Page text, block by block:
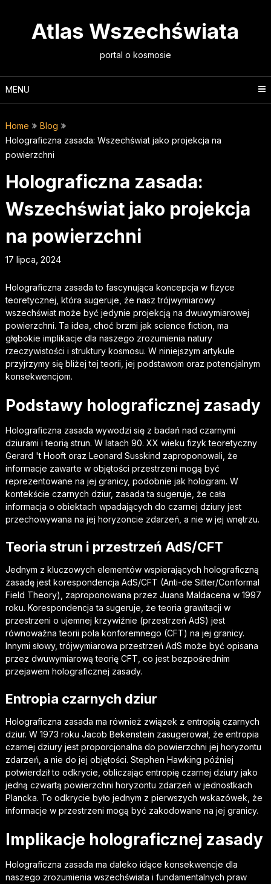
Atlas Wszechświata
portal o kosmosie
MENU
Home
Blog
Holograficzna zasada: Wszechświat jako projekcja na
powierzchni
Holograficzna zasada:
Wszechświat jako projekcja
na powierzchni
17 lipca, 2024
Holograficzna zasada to fascynująca koncepcja w fizyce
teoretycznej, która sugeruje, że nasz trójwymiarowy
wszechświat może być jedynie projekcją na dwuwymiarowej
powierzchni. Ta idea, choć brzmi jak science fiction, ma
głębokie implikacje dla naszego zrozumienia natury
rzeczywistości i struktury kosmosu. W niniejszym artykule
przyjrzymy się bliżej tej teorii, jej podstawom oraz potencjalnym
konsekwencjom.
Podstawy holograficznej zasady
Holograficzna zasada wywodzi się z badań nad czarnymi
dziurami i teorią strun. W latach 90. XX wieku fizyk teoretyczny
Gerard 't Hooft oraz Leonard Susskind zaproponowali, że
informacje zawarte w objętości przestrzeni mogą być
reprezentowane na jej granicy, podobnie jak hologram. W
kontekście czarnych dziur, zasada ta sugeruje, że cała
informacja o obiektach wpadających do czarnej dziury jest
przechowywana na jej horyzoncie zdarzeń, a nie w jej wnętrzu.
Teoria strun i przestrzeń AdS/CFT
Jednym z kluczowych elementów wspierających holograficzną
zasadę jest korespondencja AdS/CFT (Anti-de Sitter/Conformal
Field Theory), zaproponowana przez Juana Maldacena w 1997
roku. Korespondencja ta sugeruje, że teoria grawitacji w
przestrzeni o ujemnej krzywiźnie (przestrzeń AdS) jest
równoważna teorii pola konforemnego (CFT) na jej granicy.
Innymi słowy, trójwymiarowa przestrzeń AdS może być opisana
przez dwuwymiarową teorię CFT, co jest bezpośrednim
przejawem holograficznej zasady.
Entropia czarnych dziur
Holograficzna zasada ma również związek z entropią czarnych
dziur. W 1973 roku Jacob Bekenstein zasugerował, że entropia
czarnej dziury jest proporcjonalna do powierzchni jej horyzontu
zdarzeń, a nie do jej objętości. Stephen Hawking później
potwierdził to odkrycie, obliczając entropię czarnej dziury jako
jedną czwartą powierzchni horyzontu zdarzeń w jednostkach
Plancka. To odkrycie było jednym z pierwszych wskazówek, że
informacje w przestrzeni mogą być zakodowane na jej granicy.
Implikacje holograficznej zasady
Holograficzna zasada ma daleko idące konsekwencje dla
naszego zrozumienia wszechświata i fundamentalnych praw